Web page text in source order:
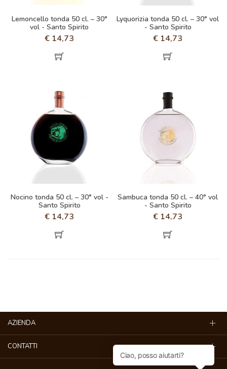
Lemoncello tonda 50 cl. – 30°
vol - Santo Spirito
€ 14,73
Lyquorizia tonda 50 cl. – 30° vol
- Santo Spirito
€ 14,73
Nocino tonda 50 cl. – 30° vol -
Santo Spirito
€ 14,73
Sambuca tonda 50 cl. – 40° vol
- Santo Spirito
€ 14,73
AZIENDA
CONTATTI